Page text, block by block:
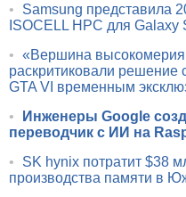
•
Samsung представила
ISOCELL HPC для
• «Вершина
раскритиковали решение
GTA VI временным
•
Инженеры Google
переводчик с ИИ на
•
SK hynix потратит $38
производства памяти в